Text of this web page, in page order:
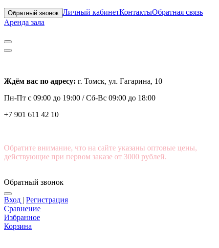
Обратный звонок Личный кабинетКонтактыОбратная связь
Аренда зала
Ждём вас по адресу: г. Томск, ул. Гагарина, 10
Пн-Пт с 09:00 до 19:00 /Сб-Вс 09:00 до 18:00
+7 901 611 42 10
Обратите внимание, что на сайте указаны оптовые цены,
действующие при первом заказе от 3000 рублей.
Обратный звонок
Вход | Регистрация
Сравнение
Избранное
Корзина